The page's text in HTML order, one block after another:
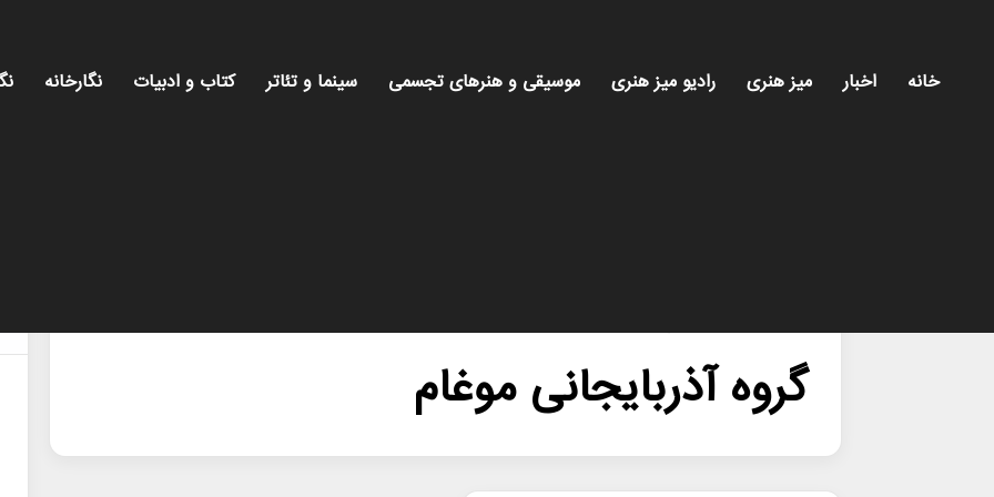
خانه اخبار میز هنری رادیو میز هنری موسیقی و هنرهای تجسمی سینما و تئاتر کتاب و ادبیات نگارخانه
گروه آذربایجانی موغام